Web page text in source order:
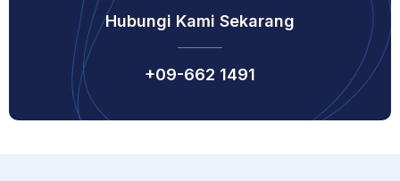
Hubungi Kami Sekarang
+09-662 1491